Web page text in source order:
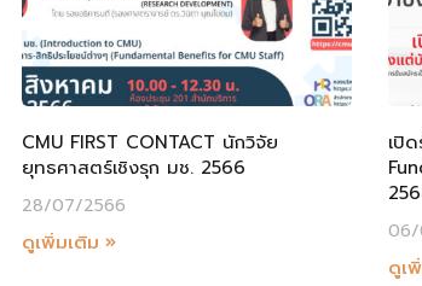
CMU FIRST CONTACT นักวิจัย
ยุทธศาสตร์เชิงรุก มช. 2566
28/07/2566
ดูเพิ่มเติม »
เปิ
ดูเ